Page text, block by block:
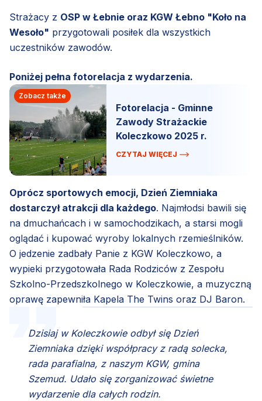
Strażacy z OSP w Łebnie oraz KGW Łebno "Koło na
Wesoło" przygotowali posiłek dla wszystkich
uczestników zawodów.
Poniżej pełna fotorelacja z wydarzenia.
Zobacz także
Fotorelacja - Gminne
Zawody Strażackie
Koleczkowo 2025 r.
CZYTAJ WIĘCEJ
Oprócz sportowych emocji, Dzień Ziemniaka
dostarczył atrakcji dla każdego. Najmłodsi bawili się
na dmuchańcach i w samochodzikach, a starsi mogli
oglądać i kupować wyroby lokalnych rzemieślników.
O jedzenie zadbały Panie z KGW Koleczkowo, a
wypieki przygotowała Rada Rodziców z Zespołu
Szkolno-Przedszkolnego w Koleczkowie, a muzyczną
oprawę zapewniła Kapela The Twins oraz DJ Baron.
Dzisiaj w Koleczkowie odbył się Dzień
Ziemniaka dzięki współpracy z radą solecka,
rada parafialna, z naszym KGW, gmina
Szemud. Udało się zorganizować świetne
wydarzenie dla całych rodzin.